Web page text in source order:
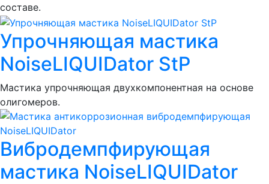
составе.
Упрочняющая мастика
NoiseLIQUIDator StP
Мастика упрочняющая двухкомпонентная на основе
олигомеров.
Вибродемпфирующая
мастика NoiseLIQUIDator